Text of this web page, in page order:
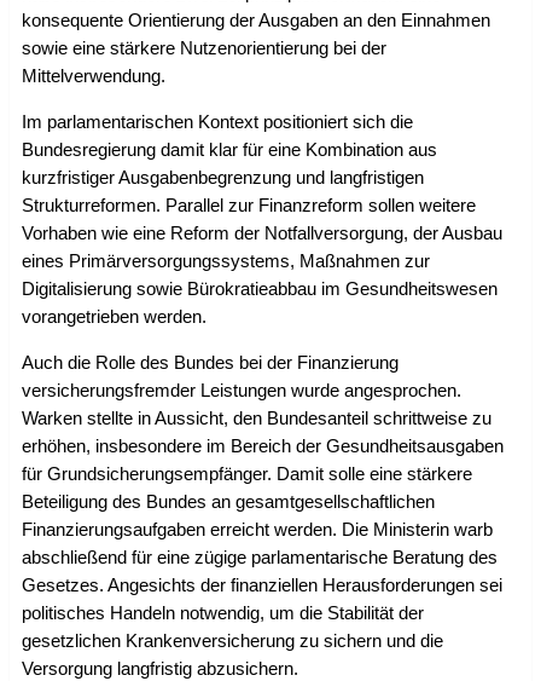
konsequente Orientierung der Ausgaben an den Einnahmen
sowie eine stärkere Nutzenorientierung bei der
Mittelverwendung.
Im parlamentarischen Kontext positioniert sich die
Bundesregierung damit klar für eine Kombination aus
kurzfristiger Ausgabenbegrenzung und langfristigen
Strukturreformen. Parallel zur Finanzreform sollen weitere
Vorhaben wie eine Reform der Notfallversorgung, der Ausbau
eines Primärversorgungssystems, Maßnahmen zur
Digitalisierung sowie Bürokratieabbau im Gesundheitswesen
vorangetrieben werden.
Auch die Rolle des Bundes bei der Finanzierung
versicherungsfremder Leistungen wurde angesprochen.
Warken stellte in Aussicht, den Bundesanteil schrittweise zu
erhöhen, insbesondere im Bereich der Gesundheitsausgaben
für Grundsicherungsempfänger. Damit solle eine stärkere
Beteiligung des Bundes an gesamtgesellschaftlichen
Finanzierungsaufgaben erreicht werden. Die Ministerin warb
abschließend für eine zügige parlamentarische Beratung des
Gesetzes. Angesichts der finanziellen Herausforderungen sei
politisches Handeln notwendig, um die Stabilität der
gesetzlichen Krankenversicherung zu sichern und die
Versorgung langfristig abzusichern.